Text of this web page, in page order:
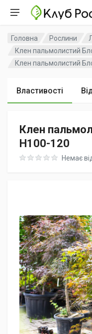
Головна Рослини
Клен пальмолистий
Клен пальмолистий
Властивості
Клен
H100-120
Rating: 0 out of 5Немає